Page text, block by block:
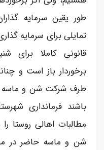
طور یقین سرمایه
تمایلی برای سرمایه
قانونی کاملا برای
برخوردار باز است و
طرف شرکت شن و ماسه
باشند فرمانداری
مطالبات اهالی روستا
شن و ماسه حاضر در